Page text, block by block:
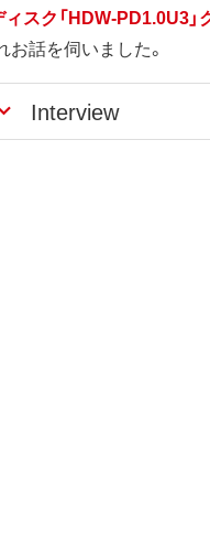
スク「HDW-PD1.0U3
話を伺いました。
Interview